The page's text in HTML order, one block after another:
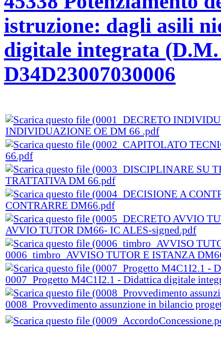
istruzione: dagli asili
digitale integrata
D34D23007030006
INDIVIDUAZIONE OE DM 66 .pdf
66.pdf
TRATTATIVA DM 66.pdf
CONTRARRE DM66.pdf
AVVIO TUTOR DM66- IC ALES-signed.pdf
0006_timbro_AVVISO TUTOR E ISTANZA
0007_Progetto M4C1I2.1 - Didattica digitale
0008_Provvedimento assunzione in bilancio